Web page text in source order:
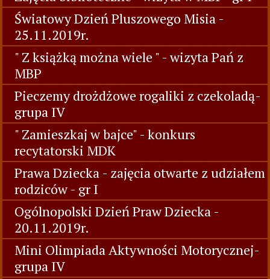
Światowy Dzień Pluszowego Misia -
25.11.2019r.
" Z książką można wiele " - wizyta Pań z
MBP
Pieczemy drożdżowe rogaliki z czekoladą-
grupa IV
" Zamieszkaj w bajce" - konkurs
recytatorski MDK
Prawa Dziecka - zajęcia otwarte z udziałem
rodziców - gr I
Ogólnopolski Dzień Praw Dziecka -
20.11.2019r.
Mini Olimpiada Aktywności Motorycznej-
grupa IV